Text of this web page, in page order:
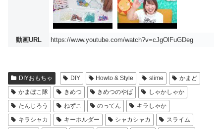
動画URL https://www.youtube.com/watch?v=cJgOlFuGDeg
DIYおもちゃ DIY Howto & Style slime
かまど
かまぼこ隊
きめつ きめつのやば
しゃかしゃか
たんじろう
ねずこ のってん
キラしゃか
キラシャカ
キーホルダー シャカシャカ
スライム